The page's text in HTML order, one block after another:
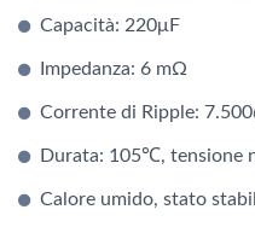
Capacità: 220μF
Impedanza: 6 mΩ
Corrente di Ripple:
Durata: 105℃, tensione
Calore umido, stato